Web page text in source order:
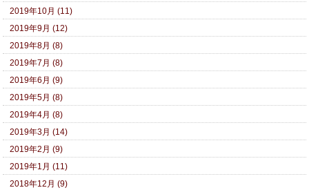
2019年10月 (11)
2019年9月 (12)
2019年8月 (8)
2019年7月 (8)
2019年6月 (9)
2019年5月 (8)
2019年4月 (8)
2019年3月 (14)
2019年2月 (9)
2019年1月 (11)
2018年12月 (9)